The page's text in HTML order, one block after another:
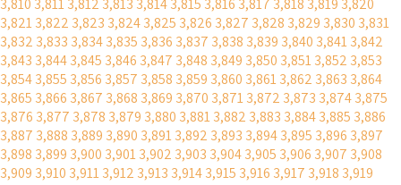
3,810 3,8113,812 3,813 3,8143,815 3,816 3,817 3,818 3,819 3,820
3,8213,822 3,823 3,8243,825 3,826 3,827 3,828 3,829 3,830 3,831
3,832 3,833 3,8343,835 3,836 3,837 3,838 3,839 3,840 3,8413,842
3,843 3,8443,845 3,846 3,847 3,848 3,849 3,850 3,8513,852 3,853
3,8543,855 3,856 3,857 3,858 3,859 3,860 3,8613,862 3,863 3,864
3,865 3,866 3,867 3,868 3,869 3,870 3,8713,872 3,873 3,8743,875
3,876 3,877 3,878 3,879 3,880 3,8813,882 3,883 3,8843,885 3,886
3,887 3,888 3,889 3,890 3,8913,892 3,893 3,8943,895 3,896 3,897
3,898 3,899 3,900 3,9013,902 3,903 3,9043,905 3,906 3,907 3,908
3,909 3,910 3,9113,912 3,913 3,9143,915 3,916 3,917 3,918 3,919